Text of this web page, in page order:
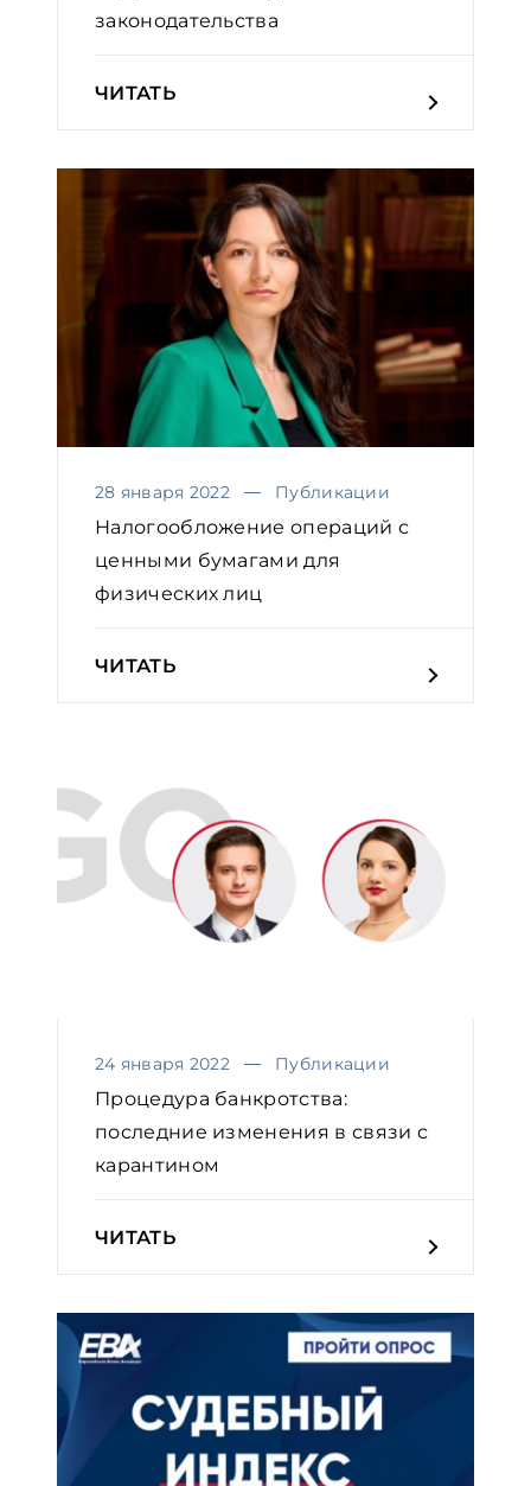
законодательства
ЧИТАТЬ
28 января 2022 Публикации
Налогообложение операций с
ценными бумагами для
физических лиц
ЧИТАТЬ
24 января 2022 Публикации
Процедура банкротства:
последние изменения в связи с
карантином
ЧИТАТЬ